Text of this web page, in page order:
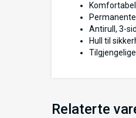
Antirull, 3-
Hull til
Relaterte